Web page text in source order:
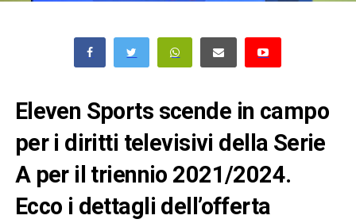
Eleven Sports scende in campo
per i diritti televisivi della Serie
A per il triennio 2021/2024.
Ecco i dettagli dell’offerta